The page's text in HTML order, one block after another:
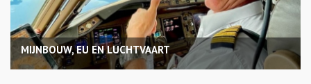
MIJNBOUW, EU EN LUCHTVAART